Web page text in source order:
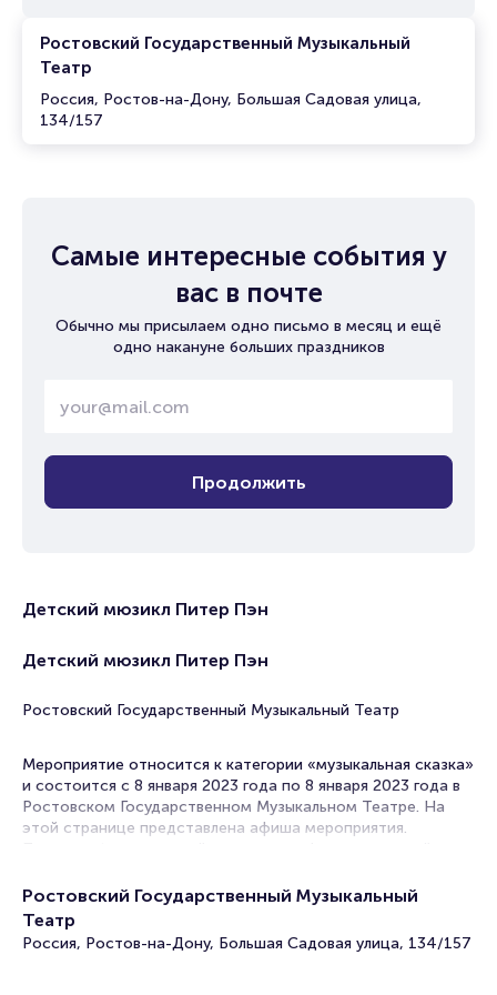
Ростовский Государственный Музыкальный
Театр
Россия, Ростов-на-Дону, Большая Садовая улица,
134/157
Самые интересные события у
вас в почте
Обычно мы присылаем одно письмо в месяц и ещё
одно накануне больших праздников
Продолжить
Детский мюзикл Питер Пэн
Детский мюзикл Питер Пэн
Ростовский Государственный Музыкальный Театр
Мероприятие относится к категории «музыкальная сказка»
и состоится с 8 января 2023 года по 8 января 2023 года в
Ростовском Государственном Музыкальном Театре. На
этой странице представлена афиша мероприятия.
единственная возможность достать билет на Музыкальная
сказка.
Билеты на детский мюзикл Питер Пэн
Ростовский Государственный Музыкальный
Театр
Россия, Ростов-на-Дону, Большая Садовая улица, 134/157